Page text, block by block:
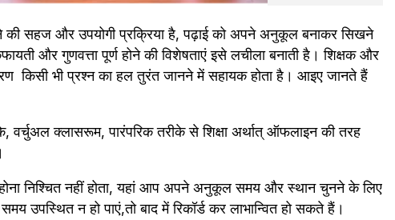
की सहज और उपयोगी प्रक्रिया है, पढ़ाई को अपने अनुकूल बनाकर सिखने
और गुणवत्ता पूर्ण होने की विशेषताएं इसे लचीला बनाती है। शिक्षक और
किसी भी प्रश्न का हल तुरंत जानने में सहायक होता है। आइए जानते हैं
वर्चुअल क्लासरूम, पारंपरिक तरीके से शिक्षा अर्थात् ऑफलाइन की तरह
निश्चित नहीं होता, यहां आप अपने अनुकूल समय और स्थान चुनने के लिए
उपस्थित न हो पाएं,तो बाद में रिकॉर्ड कर लाभान्वित हो सकते हैं।